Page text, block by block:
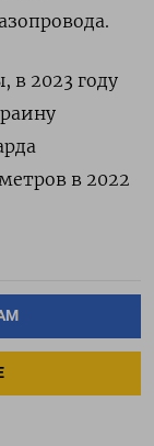
в 2023 году
в 2022